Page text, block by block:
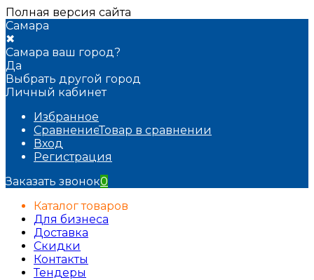
Полная версия сайта
Самара
✖
Самара ваш город?
Да
Выбрать другой город
Личный кабинет
Избранное
СравнениеТовар в сравнении
Вход
Регистрация
Заказать звонок0
Каталог товаров
Для бизнеса
Доставка
Скидки
Контакты
Тендеры